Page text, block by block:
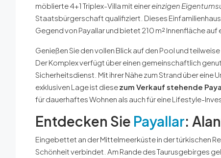
möblierte 4+1 Triplex-Villa mit einereinzigen
Staatsbürgerschaft qualifiziert. Dieses
Gegend von Payallar und bietet 210 m² Innenfläche
Genießen Sie den vollen Blick auf den Pool und
Der Komplex verfügt über einen gemeinschaftlich
Sicherheitsdienst. Mit ihrer Nähe zum Strand über eine
exklusiven Lage ist diesezum Verkauf stehende
für dauerhaftes Wohnen als auch für eine Lifestyle-
Entdecken Sie Payallar:
Eingebettet an der Mittelmeerküste in der türkischen
Schönheit verbindet. Am Rande des Taurusgebirges